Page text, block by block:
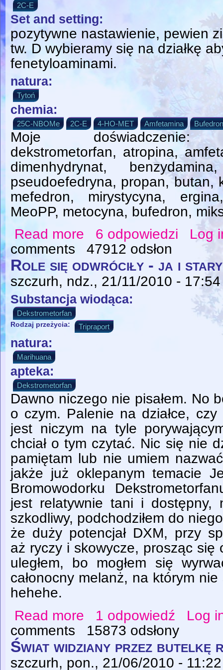
2C-E
Set and setting:
pozytywne nastawienie, pewien
tw. D wybieramy się na działkę
fenetyloaminami.
natura:
Tytoń
chemia:
25C-NBOMe 2C-E 4-HO-MET Amfetamina Bufedron
Moje doświadczenie:
dekstrometorfan, atropina,
dimenhydrynat,
pseudoefedryna, propan, butan,
mefedron, mirystycyna,
MeoPP, metocyna, bufedron,
Read more about Plus i minus
6 odpowiedzi
Log
comments
47912 odsłon
Role się odwróciły - ja i
szczurh, ndz., 21/11/2010 - 17:54
Substancja wiodąca:
Dekstrometorfan
Rodzaj przeżycia: Tripraport
natura:
Marihuana
apteka:
Dekstrometorfan
Dawno niczego nie pisałem. No
o czym. Palenie na działce,
jest niczym na tyle
chciał o tym czytać. Nic się nie
pamiętam lub nie umiem
jakże już oklepanym temacie
Bromowodorku
jest relatywnie tani i dostępny,
szkodliwy, podchodziłem do
że duży potencjał DXM, przy
aż ryczy i skowycze, prosząc się
uległem, bo mogłem się
całonocny melanż, na którym nie
hehehe.
Read more about Role się odwróciły - ja i stary
1 odpowiedź
Log
comments
15873 odsłony
Świat widziany przez butelkę
szczurh, pon., 21/06/2010 - 11:22